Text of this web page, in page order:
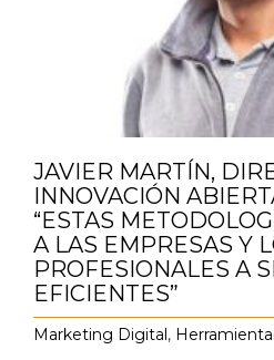
JAVIER MARTÍN,
INNOVACIÓN
“ESTAS
A LAS EMPRESAS Y
PROFESIONALES A
EFICIENTES”
Marketing Digital,